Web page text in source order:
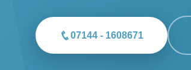
07144 - 1608671